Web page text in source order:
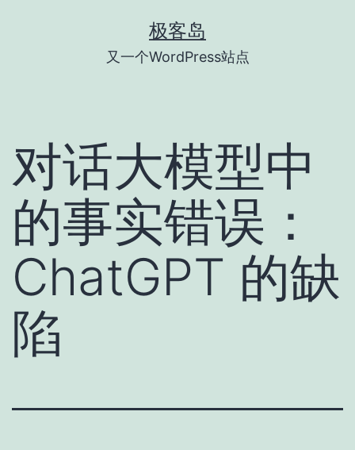
极客岛
又一个WordPress站点
对话大模型中
的事实错误：
ChatGPT 的缺
陷